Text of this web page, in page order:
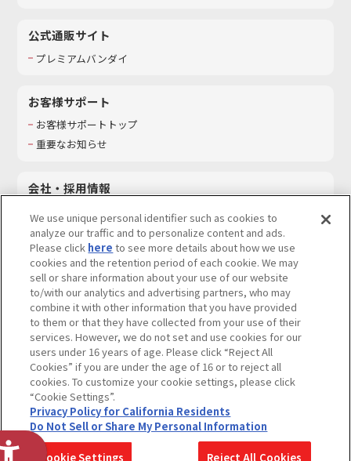
公式通販サイト
プレミアムバンダイ
お客様サポート
お客様サポートトップ
重要なお知らせ
会社・採用情報
採用情報
サステナビリティ
お問い合わせ
ウェブサイトご利用条件 ソーシャルメディアポリシー
個人情報及び特定個人情報等の取り扱いに関する保護方針
Do Not Sell or Share My Personal Information著作権・商標について
カスタマーハラスメントに対する基本的な対応方針
コピーライト一覧を表示する
We use unique personal identifier such as cookies to
analyze our traffic and to personalize content and ads.
Please click here to see more details about how we use
cookies and the retention period of each cookie. We may
sell or share information about your use of our website
to/with our analytics and advertising partners, who may
combine it with other information that you have provided
to them or that they have collected from your use of their
services. However, we do not set and use cookies for our
users under 16 years of age. Please click “Reject All
Cookies” if you are under the age of 16 or to reject all
cookies. To customize your cookie settings, please click
“Cookie Settings”.
Privacy Policy for California Residents
Do Not Sell or Share My Personal Information
Cookie Settings Reject All Cookies